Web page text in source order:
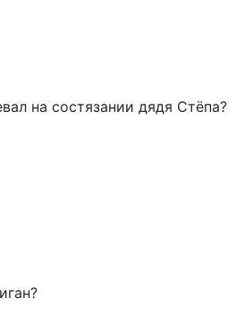
на состязании дядя Стёпа?